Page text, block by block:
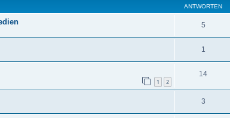
ANTWORTEN
5
1
1 2
14
3